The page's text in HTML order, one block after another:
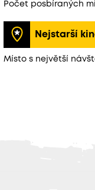
Počet posbíraných
Nejstarší
Místo s největší